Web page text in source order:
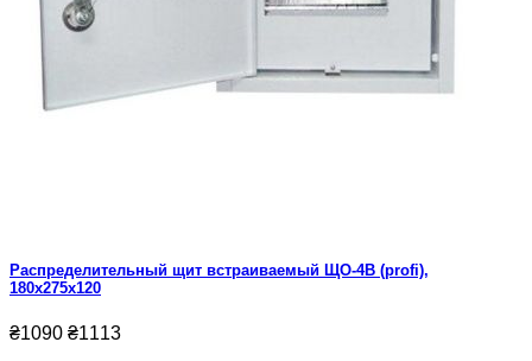
Распределительный щит встраиваемый ЩО-4В (profi),
180x275x120
₴1090 ₴1113